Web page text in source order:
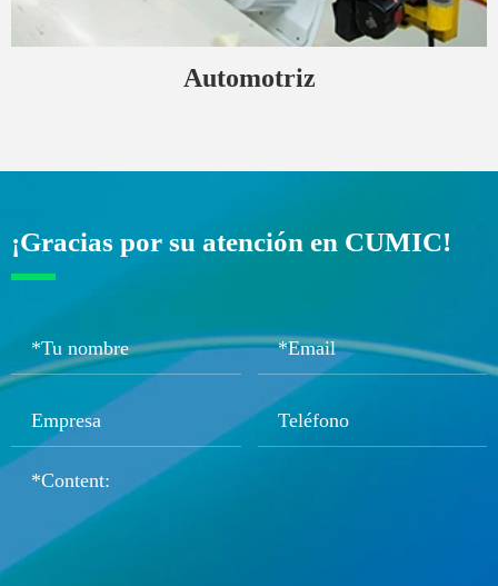
Automotriz
¡Gracias por su atención en CUMIC!